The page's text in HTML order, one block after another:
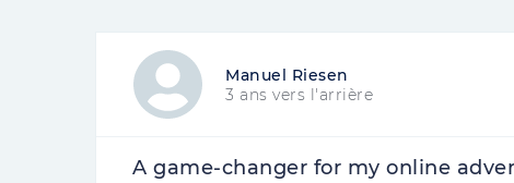
Manuel Riesen
3 ans vers l'arrière
A game-changer for my online